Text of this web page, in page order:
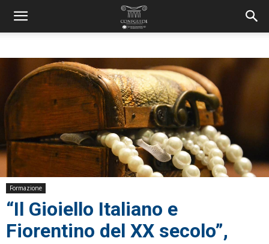
Formazione
“Il Gioiello Italiano e
Fiorentino del XX secolo”,